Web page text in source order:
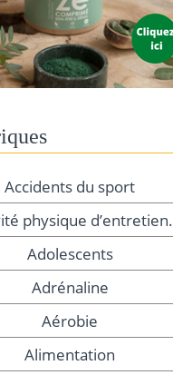
Accidents du sport
physique d’entretien.
Adolescents
Adrénaline
Aérobie
Alimentation